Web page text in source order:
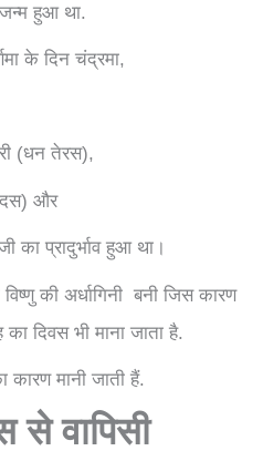
जन्म हुआ था.
के दिन चंद्रमा,
(धन तेरस),
और
का प्रादुर्भाव हुआ था।
की अर्धागिनी बनी जिस कारण
का दिवस भी माना जाता है.
कारण मानी जाती हैं.
से वापिसी